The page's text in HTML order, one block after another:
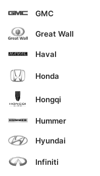
GMC
Great Wall
Haval
Honda
Hongqi
Hummer
Hyundai
Infiniti